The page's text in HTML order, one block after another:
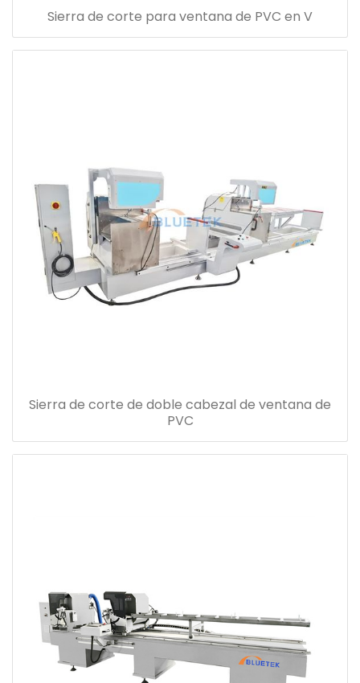
Sierra de corte para ventana de PVC en V
Sierra de corte de doble cabezal de ventana de
PVC